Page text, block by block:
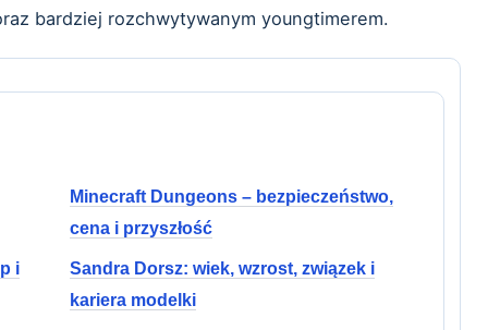
bardziej rozchwytywanym youngtimerem.
Minecraft Dungeons – bezpieczeństwo,
cena i przyszłość
i
Sandra Dorsz: wiek, wzrost, związek i
kariera modelki